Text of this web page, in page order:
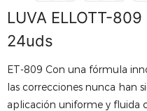
LUVA ELLOTT-
24uds
ET-809 Con una fórmula
las correcciones nunca han
aplicación uniforme y fluida